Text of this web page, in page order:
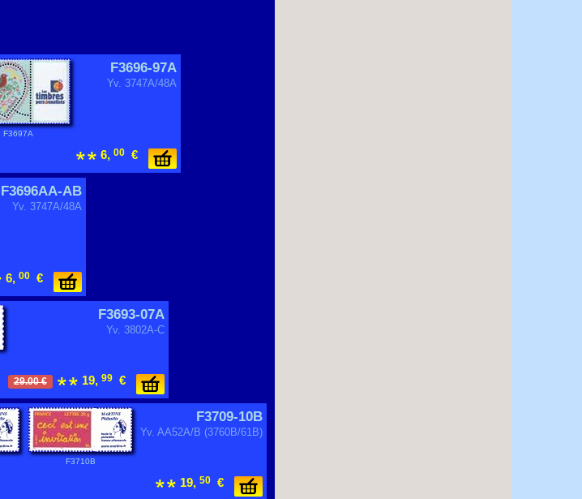
F3696-97A
Yv. 3747A/48A
F3697A
6, 00 €
F3696AA-AB
Yv. 3747A/48A
6, 00 €
F3693-07A
Yv. 3802A-C
29.00 € 19, 99 €
F3709-10B
Yv. AA52A/B (3760B/61B)
F3710B
19, 50 €